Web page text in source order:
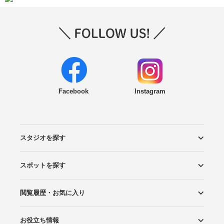
Facebook Instagram
スタジオを探す
エリアから探す
こだわりから探す
NEW PHOTO STYLE
プランから探す
フォトタイプ診断
フォトグラファーから探す
国内リゾートから探す
スポットを探す
ロケーションから探す
スタジオから探す
閲覧履歴・お気に入り
閲覧スタジオ
お気に入り
お役立ち情報